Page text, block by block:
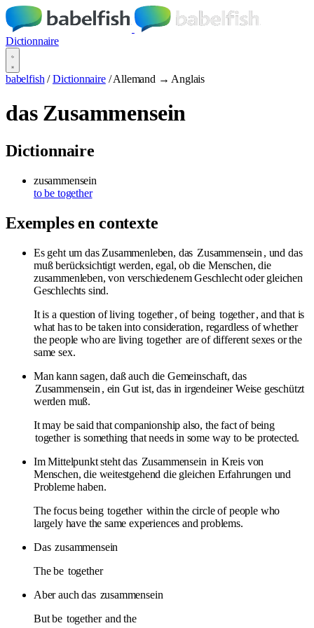
Dictionnaire
babelfish / Dictionnaire / Allemand → Anglais
das Zusammensein
Dictionnaire
zusammensein
to be together
Exemples en contexte
Es geht um das Zusammenleben, das Zusammensein , und das
muß berücksichtigt werden, egal, ob die Menschen, die
zusammenleben, von verschiedenem Geschlecht oder gleichen
Geschlechts sind.
It is a question of living together, of being together , and that is
what has to be taken into consideration, regardless of whether
the people who are living together are of different sexes or the
same sex.
Man kann sagen, daß auch die Gemeinschaft, das
Zusammensein , ein Gut ist, das in irgendeiner Weise geschützt
werden muß.
It may be said that companionship also, the fact of being
together is something that needs in some way to be protected.
Im Mittelpunkt steht das Zusammensein in Kreis von
Menschen, die weitestgehend die gleichen Erfahrungen und
Probleme haben.
The focus being together within the circle of people who
largely have the same experiences and problems.
Das zusammensein
The be together
Aber auch das zusammensein
But be together and the